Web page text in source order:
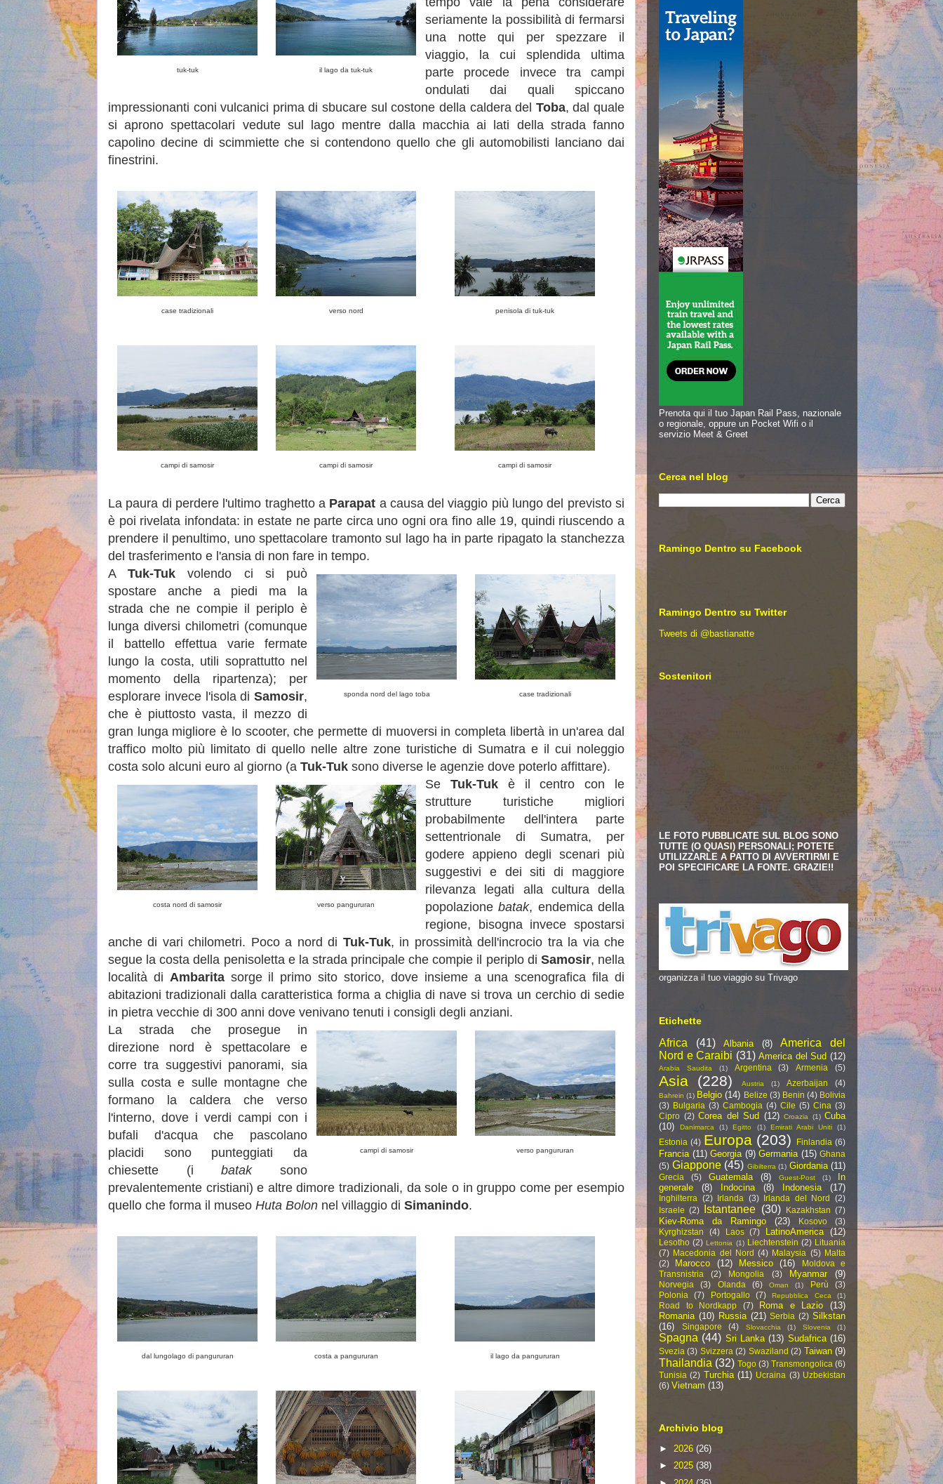
tuk-tuk il lago da tuk-tuk
seriamente la possibilità di fermarsi
una notte qui per spezzare il
viaggio, la cui splendida ultima
parte procede invece tra campi
ondulati dai quali spiccano
impressionanti coni vulcanici prima di sbucare sul costone della caldera del Toba, dal quale
si aprono spettacolari vedute sul lago mentre dalla macchia ai lati della strada fanno
capolino decine di scimmiette che si contendono quello che gli automobilisti lanciano dai
finestrini.
case tradizionali verso nord penisola di tuk-tuk
campi di samosir campi di samosir campi di samosir
La paura di perdere l'ultimo traghetto a Parapat a causa del viaggio più lungo del previsto si
è poi rivelata infondata: in estate ne parte circa uno ogni ora fino alle 19, quindi riuscendo a
prendere il penultimo, uno spettacolare tramonto sul lago ha in parte ripagato la stanchezza
del trasferimento e l'ansia di non fare in tempo.
case tradizionali
sponda nord del lago toba
ATuk-Tuk volendo ci si può
spostare anche a piedi ma la
strada che ne compie il periplo è
lunga diversi chilometri (comunque
il battello effettua varie fermate
lungo la costa, utili soprattutto nel
momento della ripartenza); per
esplorare invece l'isola di Samosir,
che è piuttosto vasta, il mezzo di
gran lunga migliore è lo scooter, che permette di muoversi in completa libertà in un'area dal
traffico molto più limitato di quello nelle altre zone turistiche di Sumatra e il cui noleggio
costa solo alcuni euro al giorno (a Tuk-Tuk sono diverse le agenzie dove poterlo affittare).
costa nord di samosir verso pangururan
Se Tuk-Tukè il centro con le
strutture turistiche migliori
probabilmente dell'intera parte
settentrionale di Sumatra, per
godere appieno degli scenari più
suggestivi e dei siti di maggiore
rilevanza legati alla cultura della
popolazionebatak, endemica della
regione, bisogna invece spostarsi
anche di vari chilometri. Poco a nord di Tuk-Tuk, in prossimità dell'incrocio tra la via che
segue la costa della penisoletta e la strada principale che compie il periplo di Samosir, nella
località di Ambaritasorge il primo sito storico, dove insieme a una scenografica fila di
abitazioni tradizionali dalla caratteristica forma a chiglia di nave si trova un cerchio di sedie
in pietra vecchie di 300 anni dove venivano tenuti i consigli degli anziani.
verso pangururan
campi di samosir
La strada che prosegue in
direzione nord è spettacolare e
corre tra suggestivi panorami, sia
sulla costa e sulle montagne che
formano la caldera che verso
l'interno, dove i verdi campi con i
bufali d'acqua che pascolano
placidi sono punteggiati da
chiesette (ibataksono
prevalentemente cristiani) e altre dimore tradizionali, da sole o in gruppo come per esempio
quello che forma il museo Huta Bolon nel villaggio di Simanindo.
dal lungolago di pangururan costa a pangururan il lago da pangururan
Prenota qui il tuo Japan Rail Pass, nazionale
o regionale, oppure un Pocket Wifi o il
servizio Meet & Greet
Cerca nel blog
Ramingo Dentro su Facebook
Ramingo Dentro su Twitter
Tweets di @bastianatte
Sostenitori
LE FOTO PUBBLICATE SUL BLOG SONO
TUTTE (O QUASI) PERSONALI; POTETE
UTILIZZARLE A PATTO DI AVVERTIRMI E
POI SPECIFICARE LA FONTE. GRAZIE!!
organizza il tuo viaggio su Trivago
Etichette
Africa (41) Albania (8)
America del
Nord e Caraibi (31) America del Sud (12)
Arabia Saudita (1) Argentina (3) Armenia (5)
Asia (228) Austria (1) Azerbaijan (4)
Bahrein (1) Belgio (14) Belize (3) Benin (4) Bolivia
(3) Bulgaria (3) Cambogia (4) Cile (5) Cina (3)
Cipro (2) Corea del Sud (12) Croazia (1) Cuba
(10)
Danimarca (1) Egitto (1) Emirati Arabi Uniti (1)
Estonia (4) Europa (203) Finlandia (6)
Francia (11) Georgia (9) Germania (15) Ghana
(5) Giappone (45) Gibilterra (1) Giordania (11)
Grecia (5) Guatemala (8) Guest-Post (1)
In
generale
(8) Indocina (8) Indonesia (17)
Inghilterra (2) Irlanda (3) Irlanda del Nord
(2)
Israele (2) Istantanee (30) Kazakhstan (7)
Kiev-Roma da Ramingo (23) Kosovo
(3)
Kyrghizstan
(4) Laos (7) LatinoAmerica (12)
Lesotho (2) Lettonia (1) Liechtenstein (2) Lituania
(7) Macedonia del Nord (4) Malaysia (5) Malta
(2)
Marocco (12) Messico (16)
Moldova e
Transnistria
(2) Mongolia (3) Myanmar (9)
Norvegia (3) Olanda (6) Oman (1) Perù
(3)
Polonia
(7) Portogallo (7) Repubblica Ceca (1)
Road to Nordkapp (7) Roma e Lazio
(13)
Romania (10) Russia (21) Serbia (2) Silkstan
(16)
Singapore (4) Slovacchia (1) Slovenia (1)
Spagna (44) Sri Lanka (13) Sudafrica (16)
Svezia (3) Svizzera (2) Swaziland (2) Taiwan (9)
Thailandia (32) Togo (3) Transmongolica (6)
Tunisia (2) Turchia (11) Ucraina (3) Uzbekistan
(6) Vietnam (13)
Archivio blog
► 2026 (26)
► 2025 (38)